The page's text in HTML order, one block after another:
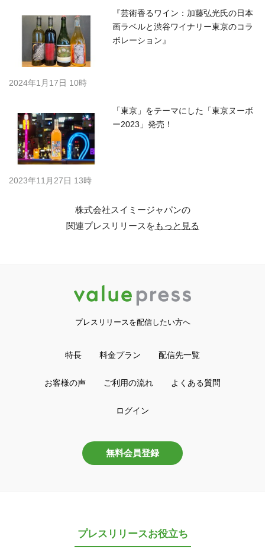
『芸術香るワイン：加藤弘光氏の日本
画ラベルと渋谷ワイナリー東京のコラ
ボレーション』
2024年1月17日 10時
「東京」をテーマにした「東京ヌーボ
ー2023」発売！
2023年11月27日 13時
株式会社スイミージャパンの
関連プレスリリースをもっと見る
プレスリリースを配信したい方へ
特長 料金プラン 配信先一覧
お客様の声 ご利用の流れ よくある質問
ログイン
無料会員登録
プレスリリースお役立ち